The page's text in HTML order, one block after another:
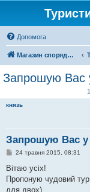
Допомога
Магазин спорядження
Запрошую Вас
князь
Запрошую Вас у
П
в
д
о
24 травня 2015, 08:31
Вітаю усіх!
Пропоную чудовий
для двох)